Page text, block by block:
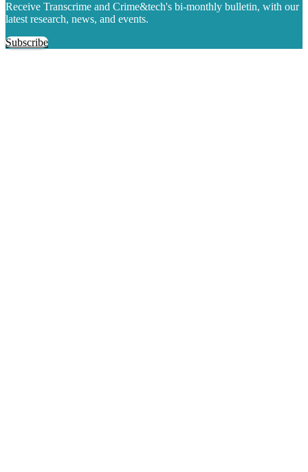
Receive Transcrime and Crime&tech's bi-monthly bulletin, with our
latest research, news, and events.
Subscribe